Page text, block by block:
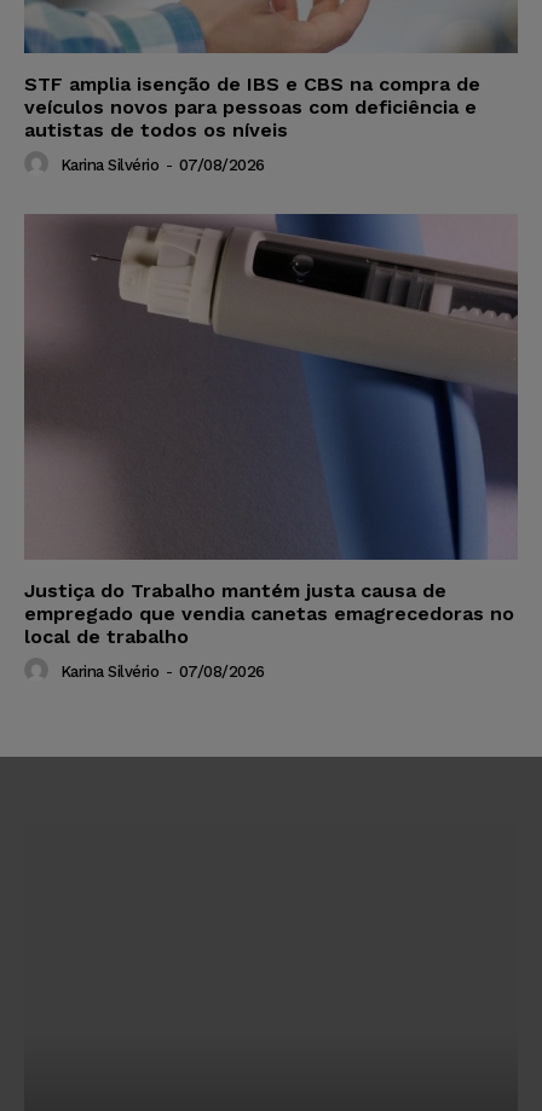
STF amplia isenção de IBS e CBS na compra de
veículos novos para pessoas com deficiência e
autistas de todos os níveis
Karina Silvério - 07/08/2026
Justiça do Trabalho mantém justa causa de
empregado que vendia canetas emagrecedoras no
local de trabalho
Karina Silvério - 07/08/2026